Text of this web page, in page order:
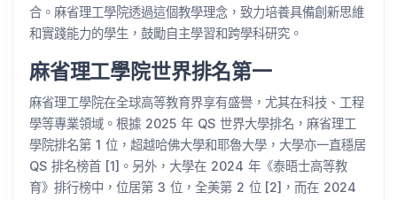
合。麻省理工學院透過這個教學理念，致力培養具備創新思維
和實踐能力的學生，鼓勵自主學習和跨學科研究。
麻省理工學院世界排名第一
麻省理工學院在全球高等教育界享有盛譽，尤其在科技、工程
學等專業領域。根據 2025 年 QS 世界大學排名，麻省理工
學院排名第 1 位，超越哈佛大學和耶魯大學，大學亦一直穩居
QS 排名榜首 [1]。另外，大學在 2024 年《泰晤士高等教
育》排行榜中，位居第 3 位，全美第 2 位 [2]，而在 2024